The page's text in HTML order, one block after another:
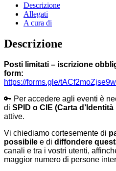
Descrizione
Allegati
A cura di
Descrizione
Posti limitati – iscrizione
form:
https://forms.gle/
🔑 Per accedere agli eventi è
di SPID o CIE (Carta
attive.
Vi chiediamo cortesemente di
possibile e di diffondere
canali e tra i vostri utenti,
maggior numero di persone